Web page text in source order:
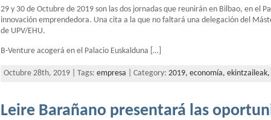
29 y 30 de Octubre de 2019 son las dos jornadas que reunirán en Bilbao, en el
innovación emprendedora. Una cita a la que no faltará una delegación del
de UPV/EHU.
B-Venture acogerá en el Palacio Euskalduna […]
Octubre 28th, 2019 | Tags: empresa | Category: 2019, economía, ekintzaileak,
Leire Barañano presentará las